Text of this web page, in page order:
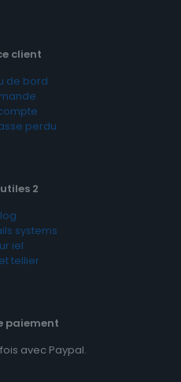
client
de bord
perdu
2
systems
iel
tellier
paiement
avec Paypal.